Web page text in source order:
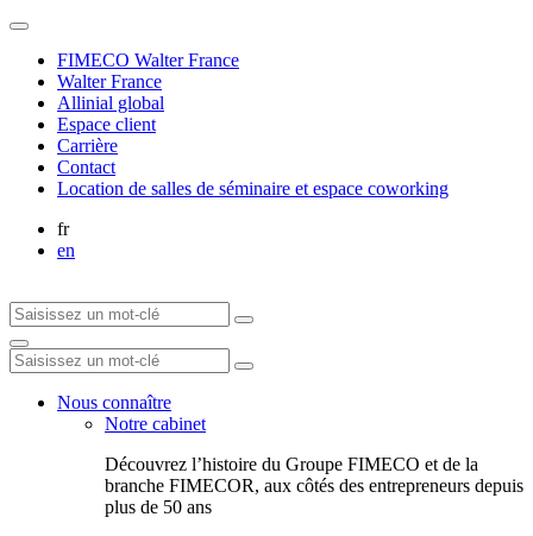
FIMECO Walter France
Walter France
Allinial global
Espace client
Carrière
Contact
Location de salles de séminaire et espace coworking
fr
en
Nous connaître
Notre cabinet
Découvrez l’histoire du Groupe FIMECO et de la
branche FIMECOR, aux côtés des entrepreneurs depuis
plus de 50 ans